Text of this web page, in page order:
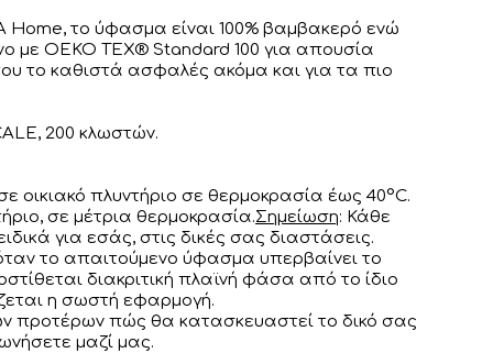
το ύφασμα είναι 100% βαμβακερό ενώ
με OEKO TEX® Standard 100 για απουσία
το καθιστά ασφαλές ακόμα και για τα πιο
200 κλωστών.
οικιακό πλυντήριο σε θερμοκρασία έως 40°C.
σε μέτρια θερμοκρασία.Σημείωση: Κάθε
για εσάς, στις δικές σας διαστάσεις.
το απαιτούμενο ύφασμα υπερβαίνει το
διακριτική πλαϊνή φάσα από το ίδιο
η σωστή εφαρμογή.
προτέρων πώς θα κατασκευαστεί το δικό σας
μαζί μας.